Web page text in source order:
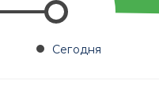
Сегодня